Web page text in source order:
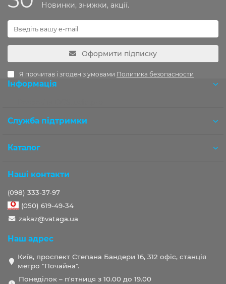
Новинки, знижки, акції.
Оформити підписку
Я прочитав і згоден з умовами Политика безопасности
Інформація
Служба підтримки
Каталог
Наші контакти
(098) 333-37-97
(050) 619-49-34
zakaz@vataga.ua
Наш адрес
Київ, проспект Степана Бандери 16, 312 офіс, станція
метро "Почайна".
Понеділок – п'ятниця з 10.00 до 19.00